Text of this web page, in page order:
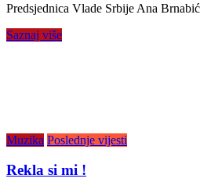
Predsjednica Vlade Srbije Ana
Saznaj više
Muzika Poslednje vijesti
Rekla si mi !